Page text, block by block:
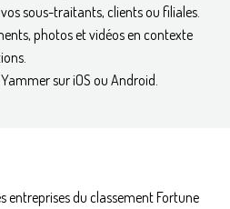
sous-traitants, clients ou filiales.
photos et vidéos en contexte
sur iOS ou Android.
entreprises du classement Fortune